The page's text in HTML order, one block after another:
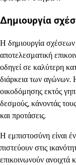
Δημιουργία
Η δημιουργία σχέσεων
αποτελεσματική
οδηγεί σε καλύτερη
διάρκεια των αγώνων.
οικοδόμησης εκτός
δεσμούς, κάνοντάς
και προτάσεις.
Η εμπιστοσύνη είναι
πιστεύουν στις
επικοινωνούν ανοιχτά